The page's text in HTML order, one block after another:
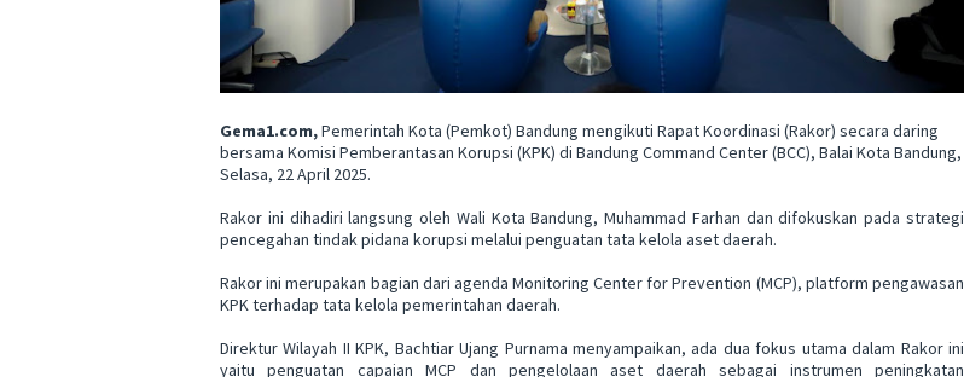
Gema1.com,Pemerintah Kota (Pemkot) Bandung mengikuti Rapat Koordinasi (Rakor) secara daring
bersama Komisi Pemberantasan Korupsi (KPK) di Bandung Command Center (BCC), Balai Kota Bandung,
Selasa, 22 April 2025.
Rakor ini dihadiri langsung oleh Wali Kota Bandung, Muhammad Farhan dan difokuskan pada strategi
pencegahan tindak pidana korupsi melalui penguatan tata kelola aset daerah.
Rakor ini merupakan bagian dari agenda Monitoring Center for Prevention (MCP), platform pengawasan
KPK terhadap tata kelola pemerintahan daerah.
Direktur Wilayah II KPK, Bachtiar Ujang Purnama menyampaikan, ada dua fokus utama dalam Rakor ini
yaitu penguatan capaian MCP dan pengelolaan aset daerah sebagai instrumen peningkatan